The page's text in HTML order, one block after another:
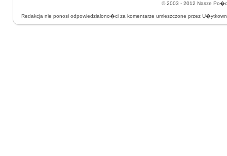
© 2003 - 2012 Nasze
Redakcja nie ponosi odpowiedzialono�ci za komentarze umieszczone przez